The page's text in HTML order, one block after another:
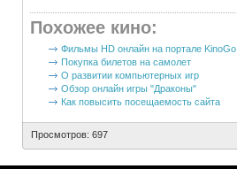
Похожее кино:
Фильмы HD онлайн на портале KinoGo
Покупка билетов на самолет
О развитии компьютерных игр
Обзор онлайн игры "Драконы"
Как повысить посещаемость сайта
Просмотров: 697